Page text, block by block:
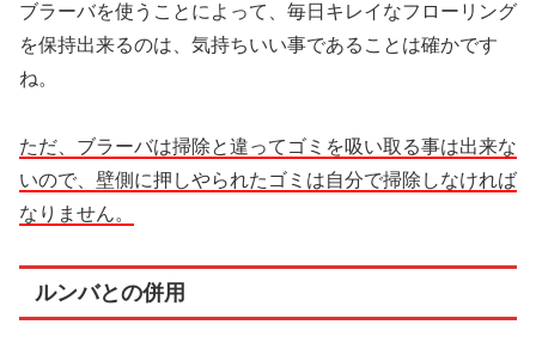
ブラーバを使うことによって、毎日キレイなフローリング
を保持出来るのは、気持ちいい事であることは確かです
ね。
ただ、ブラーバは掃除と違ってゴミを吸い取る事は出来な
いので、壁側に押しやられたゴミは自分で掃除しなければ
なりません。
ルンバとの併用